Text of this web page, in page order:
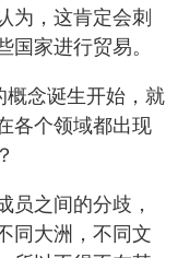
为，这肯定会刺
家进行贸易。
念诞生开始，就
各个领域都出现
之间的分歧，
同大洲，不同文